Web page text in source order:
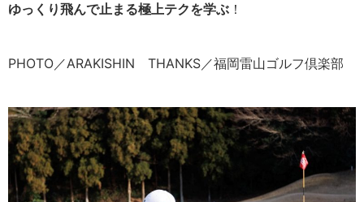
ゆっくり飛んで止まる極上テクを学ぶ ！
PHOTO／ARAKISHIN THANKS／福岡雷山ゴルフ倶楽部